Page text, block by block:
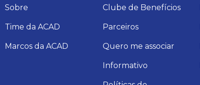
Sobre
Time da ACAD
Marcos da ACAD
Clube de Benefícios
Parceiros
Quero me associar
Informativo